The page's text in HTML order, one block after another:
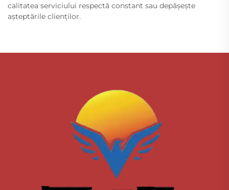
calitatea serviciului respectă constant sau depășește
așteptările clienților.